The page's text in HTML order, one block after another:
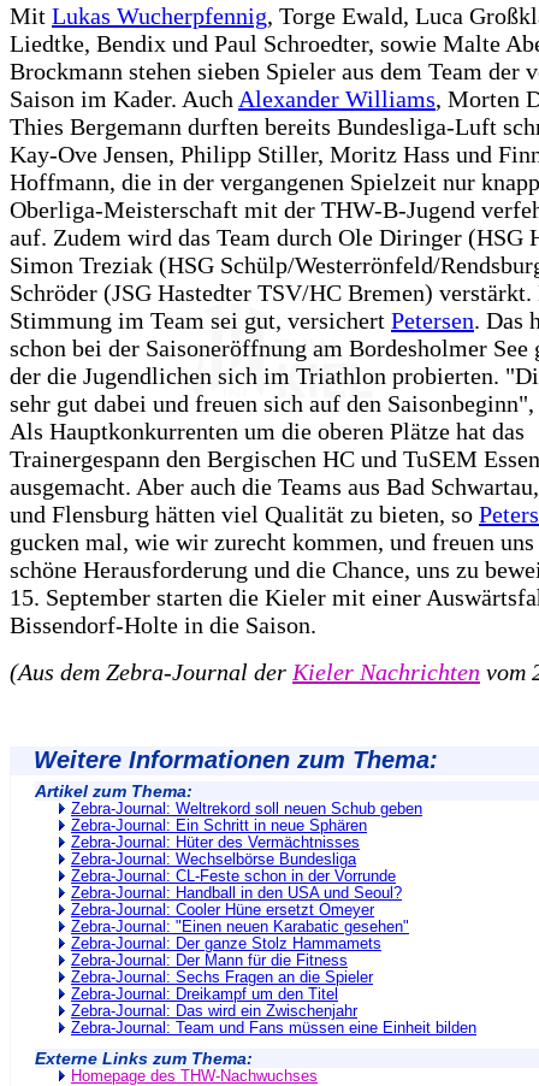
Mit Lukas Wucherpfennig, Torge Ewald, Luca
Liedtke, Bendix und Paul Schroedter, sowie Malte
Brockmann stehen sieben Spieler aus dem Team der
Saison im Kader. Auch Alexander Williams, Morten
Thies Bergemann durften bereits Bundesliga-Luft
Kay-Ove Jensen, Philipp Stiller, Moritz Hass und
Hoffmann, die in der vergangenen Spielzeit nur
Oberliga-Meisterschaft mit der THW-B-Jugend
auf. Zudem wird das Team durch Ole Diringer (HSG
Simon Treziak (HSG Schülp/Westerrönfeld/
Schröder (JSG Hastedter TSV/HC Bremen) verstärkt.
Stimmung im Team sei gut, versichert Petersen. Das
schon bei der Saisoneröffnung am Bordesholmer See
der die Jugendlichen sich im Triathlon probierten.
sehr gut dabei und freuen sich auf den
Als Hauptkonkurrenten um die oberen Plätze hat das
Trainergespann den Bergischen HC und TuSEM Essen
ausgemacht. Aber auch die Teams aus Bad
und Flensburg hätten viel Qualität zu bieten, so
gucken mal, wie wir zurecht kommen, und freuen
schöne Herausforderung und die Chance, uns zu
15. September starten die Kieler mit einer
Bissendorf-Holte in die Saison.
(Aus dem Zebra-Journal der Kieler Nachrichten vom
Weitere Informationen zum Thema:
Artikel zum Thema:
Zebra-Journal: Weltrekord soll neuen Schub geben
Zebra-Journal: Ein Schritt in neue Sphären
Zebra-Journal: Hüter des Vermächtnisses
Zebra-Journal: Wechselbörse Bundesliga
Zebra-Journal: CL-Feste schon in der Vorrunde
Zebra-Journal: Handball in den USA und Seoul?
Zebra-Journal: Cooler Hüne ersetzt Omeyer
Zebra-Journal: "Einen neuen Karabatic gesehen"
Zebra-Journal: Der ganze Stolz Hammamets
Zebra-Journal: Der Mann für die Fitness
Zebra-Journal: Sechs Fragen an die Spieler
Zebra-Journal: Dreikampf um den Titel
Zebra-Journal: Das wird ein Zwischenjahr
Zebra-Journal: Team und Fans müssen eine Einheit bilden
Externe Links zum Thema:
Homepage des THW-Nachwuchses